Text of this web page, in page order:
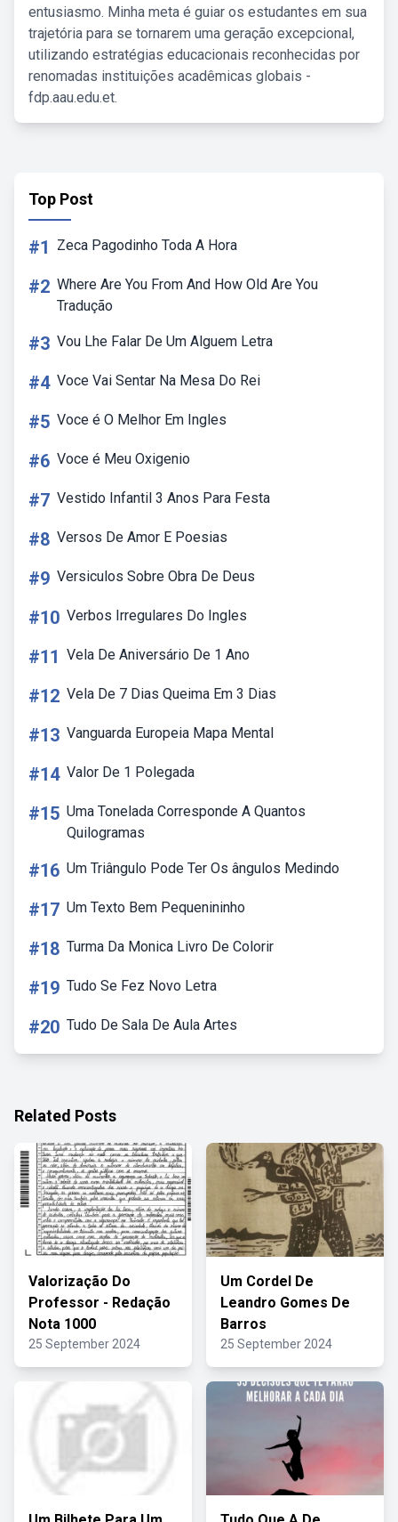
entusiasmo. Minha meta é guiar os estudantes em sua
trajetória para se tornarem uma geração excepcional,
utilizando estratégias educacionais reconhecidas por
renomadas instituições acadêmicas globais -
fdp.aau.edu.et.
Top Post
#1 Zeca Pagodinho Toda A Hora
#2 Where Are You From And How Old Are You
Tradução
#3 Vou Lhe Falar De Um Alguem Letra
#4 Voce Vai Sentar Na Mesa Do Rei
#5 Voce é O Melhor Em Ingles
#6 Voce é Meu Oxigenio
#7 Vestido Infantil 3 Anos Para Festa
#8 Versos De Amor E Poesias
#9 Versiculos Sobre Obra De Deus
#10 Verbos Irregulares Do Ingles
#11 Vela De Aniversário De 1 Ano
#12 Vela De 7 Dias Queima Em 3 Dias
#13 Vanguarda Europeia Mapa Mental
#14 Valor De 1 Polegada
#15 Uma Tonelada Corresponde A Quantos
Quilogramas
#16 Um Triângulo Pode Ter Os ângulos Medindo
#17 Um Texto Bem Pequenininho
#18 Turma Da Monica Livro De Colorir
#19 Tudo Se Fez Novo Letra
#20 Tudo De Sala De Aula Artes
Related Posts
Valorização Do
Professor - Redação
Nota 1000
25 September 2024
Um Cordel De
Leandro Gomes De
Barros
25 September 2024